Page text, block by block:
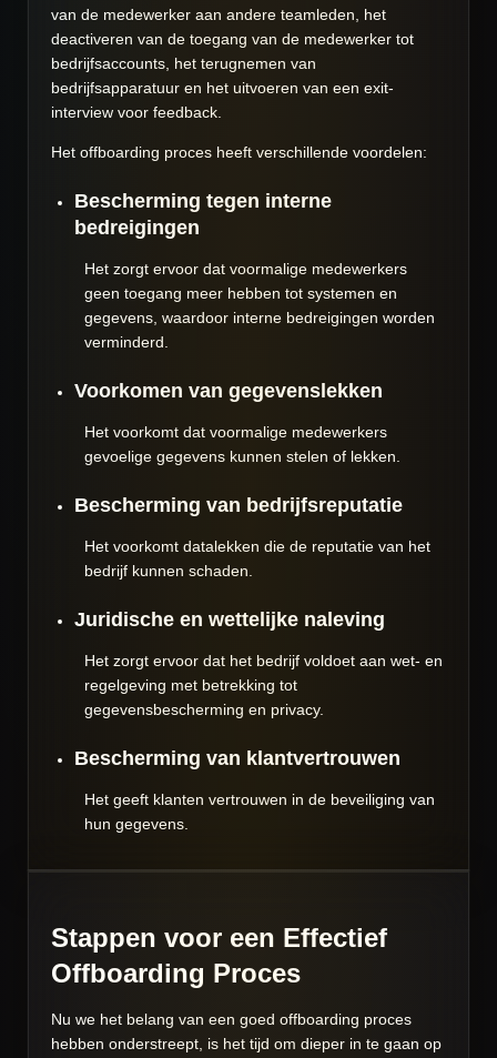
van de medewerker aan andere teamleden, het
deactiveren van de toegang van de medewerker tot
bedrijfsaccounts, het terugnemen van
bedrijfsapparatuur en het uitvoeren van een exit-
interview voor feedback.
Het offboarding proces heeft verschillende voordelen:
Bescherming tegen interne
bedreigingen
Het zorgt ervoor dat voormalige medewerkers
geen toegang meer hebben tot systemen en
gegevens, waardoor interne bedreigingen worden
verminderd.
Voorkomen van gegevenslekken
Het voorkomt dat voormalige medewerkers
gevoelige gegevens kunnen stelen of lekken.
Bescherming van bedrijfsreputatie
Het voorkomt datalekken die de reputatie van het
bedrijf kunnen schaden.
Juridische en wettelijke naleving
Het zorgt ervoor dat het bedrijf voldoet aan wet- en
regelgeving met betrekking tot
gegevensbescherming en privacy.
Bescherming van klantvertrouwen
Het geeft klanten vertrouwen in de beveiliging van
hun gegevens.
Stappen voor een Effectief
Offboarding Proces
Nu we het belang van een goed offboarding proces
hebben onderstreept, is het tijd om dieper in te gaan op